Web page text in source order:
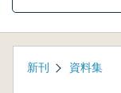
新刊 資料集